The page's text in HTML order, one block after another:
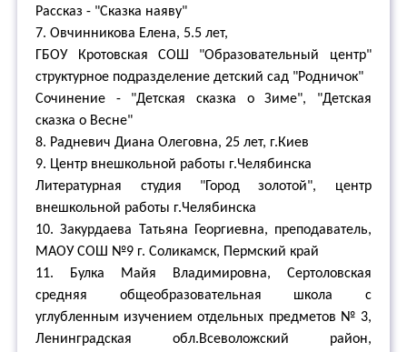
Рассказ - "Сказка наяву"
7. Овчинникова Елена, 5.5 лет,
ГБОУ Кротовская СОШ "Образовательный центр"
структурное подразделение детский сад "Родничок"
Сочинение - "Детская сказка о Зиме", "Детская
сказка о Весне"
8. Радневич Диана Олеговна, 25 лет, г.Киев
9. Центр внешкольной работы г.Челябинска
Литературная студия "Город золотой", центр
внешкольной работы г.Челябинска
10. Закурдаева Татьяна Георгиевна, преподаватель,
МАОУ СОШ №9 г. Соликамск, Пермский край
11. Булка Майя Владимировна, Сертоловская
средняя общеобразовательная школа с
углубленным изучением отдельных предметов № 3,
Ленинградская обл.Всеволожский район,